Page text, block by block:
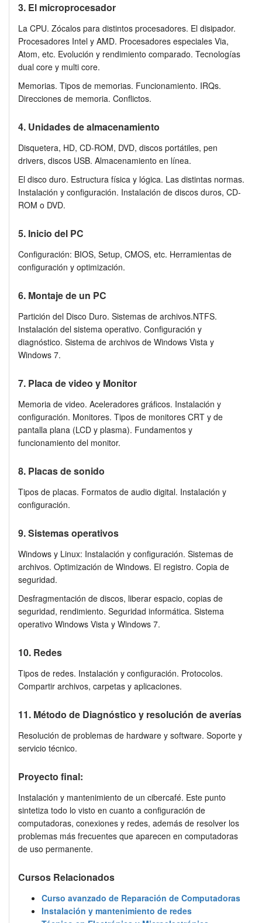
3. El microprocesador
La CPU. Zócalos para distintos procesadores. El disipador.
Procesadores Intel y AMD. Procesadores especiales Via,
Atom, etc. Evolución y rendimiento comparado. Tecnologías
dual core y multi core.
Memorias. Tipos de memorias. Funcionamiento. IRQs.
Direcciones de memoria. Conflictos.
4. Unidades de almacenamiento
Disquetera, HD, CD-ROM, DVD, discos portátiles, pen
drivers, discos USB. Almacenamiento en línea.
El disco duro. Estructura física y lógica. Las distintas normas.
Instalación y configuración. Instalación de discos duros, CD-
ROM o DVD.
5. Inicio del PC
Configuración: BIOS, Setup, CMOS, etc. Herramientas de
configuración y optimización.
6. Montaje de un PC
Partición del Disco Duro. Sistemas de archivos.NTFS.
Instalación del sistema operativo. Configuración y
diagnóstico. Sistema de archivos de Windows Vista y
Windows 7.
7. Placa de video y Monitor
Memoria de video. Aceleradores gráficos. Instalación y
configuración. Monitores. Tipos de monitores CRT y de
pantalla plana (LCD y plasma). Fundamentos y
funcionamiento del monitor.
8. Placas de sonido
Tipos de placas. Formatos de audio digital. Instalación y
configuración.
9. Sistemas operativos
Windows y Linux: Instalación y configuración. Sistemas de
archivos. Optimización de Windows. El registro. Copia de
seguridad.
Desfragmentación de discos, liberar espacio, copias de
seguridad, rendimiento. Seguridad informática. Sistema
operativo Windows Vista y Windows 7.
10. Redes
Tipos de redes. Instalación y configuración. Protocolos.
Compartir archivos, carpetas y aplicaciones.
11. Método de Diagnóstico y resolución de averías
Resolución de problemas de hardware y software. Soporte y
servicio técnico.
Proyecto final:
Instalación y mantenimiento de un cibercafé. Este punto
sintetiza todo lo visto en cuanto a configuración de
computadoras, conexiones y redes, además de resolver los
problemas más frecuentes que aparecen en computadoras
de uso permanente.
Cursos Relacionados
Curso avanzado de Reparación de Computadoras
Instalación y mantenimiento de redes